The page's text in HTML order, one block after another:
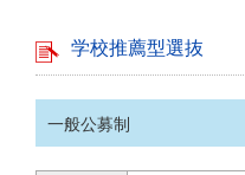
学校推薦型選抜
一般公募制